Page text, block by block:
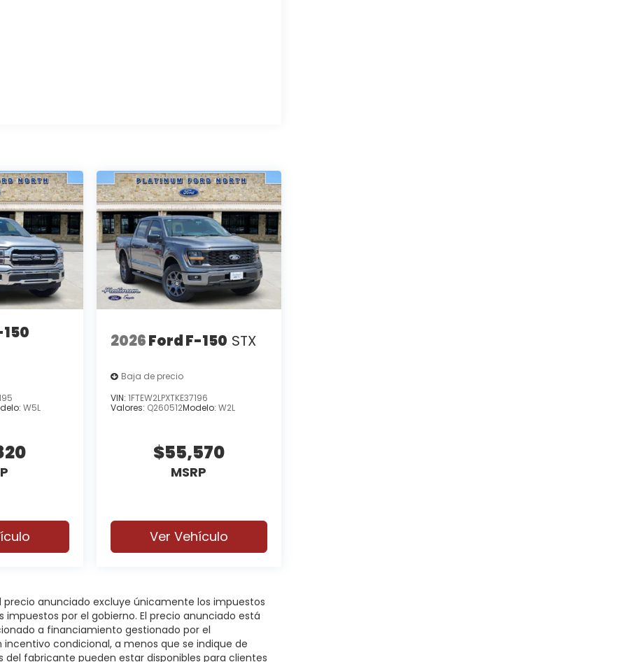
W5L
2026Ford F-150 STX
Baja de precio
VIN: 1FTEW2LPXTKE37196
Valores: Q260512Modelo: W2L
$55,570
MSRP
Ver Vehículo
anunciado excluye únicamente los impuestos
por el gobierno. El precio anunciado está
a financiamiento gestionado por el
condicional, a menos que se indique de
fabricante pueden estar disponibles para clientes